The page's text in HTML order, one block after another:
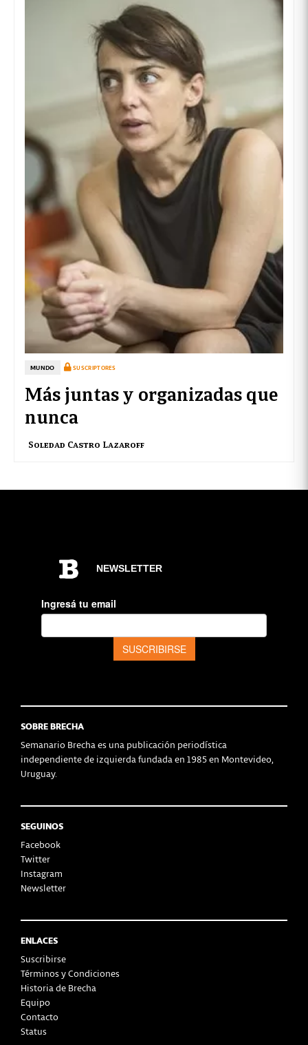
MUNDO SUSCRIPTORES
Más juntas y organizadas que
nunca
Soledad Castro Lazaroff
SOBRE BRECHA
Semanario Brecha es una publicación periodística
independiente de izquierda fundada en 1985 en Montevideo,
Uruguay.
SEGUINOS
Facebook
Twitter
Instagram
Newsletter
ENLACES
Suscribirse
Términos y Condiciones
Historia de Brecha
Equipo
Contacto
Status